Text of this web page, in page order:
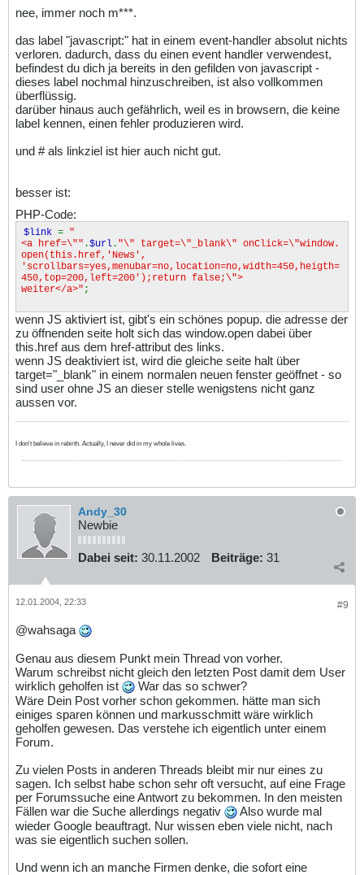
nee, immer noch m***.
das label "javascript:" hat in einem event-handler absolut nichts
verloren. dadurch, dass du einen event handler verwendest,
befindest du dich ja bereits in den gefilden von javascript -
dieses label nochmal hinzuschreiben, ist also vollkommen
überflüssig.
darüber hinaus auch gefährlich, weil es in browsern, die keine
label kennen, einen fehler produzieren wird.
und # als linkziel ist hier auch nicht gut.
besser ist:
PHP-Code:
$link = "
<a href=\"" .$url . "\" target=\"_blank\" onClick=\"window.
open(this.href,'News',
'scrollbars=yes,menubar=no,location=no,width=450,heigth=
450,top=200,left=200');return false;\">
weiter</a>" ;
wenn JS aktiviert ist, gibt's ein schönes popup. die adresse der
zu öffnenden seite holt sich das window.open dabei über
this.href aus dem href-attribut des links.
wenn JS deaktiviert ist, wird die gleiche seite halt über
target="_blank" in einem normalen neuen fenster geöffnet - so
sind user ohne JS an dieser stelle wenigstens nicht ganz
aussen vor.
I don't believe in rebirth. Actually, I never did in my whole lives.
Andy_30
Newbie
Dabei seit: 30.11.2002 Beiträge: 31
#9
12.01.2004, 22:33
@wahsaga
Genau aus diesem Punkt mein Thread von vorher.
Warum schreibst nicht gleich den letzten Post damit dem User
wirklich geholfen ist
War das so schwer?
Wäre Dein Post vorher schon gekommen. hätte man sich
einiges sparen können und markusschmitt wäre wirklich
geholfen gewesen. Das verstehe ich eigentlich unter einem
Forum.
Zu vielen Posts in anderen Threads bleibt mir nur eines zu
sagen. Ich selbst habe schon sehr oft versucht, auf eine Frage
per Forumssuche eine Antwort zu bekommen. In den meisten
Fällen war die Suche allerdings negativ
Also wurde mal
wieder Google beauftragt. Nur wissen eben viele nicht, nach
was sie eigentlich suchen sollen.
Und wenn ich an manche Firmen denke, die sofort eine